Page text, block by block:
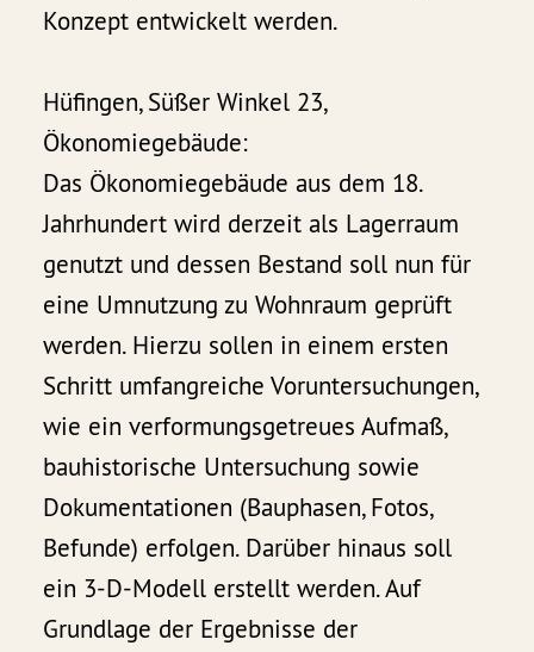
Konzept entwickelt werden.
Hüfingen, Süßer Winkel 23,
Ökonomiegebäude:
Das Ökonomiegebäude aus dem 18.
Jahrhundert wird derzeit als Lagerraum
genutzt und dessen Bestand soll nun für
eine Umnutzung zu Wohnraum geprüft
werden. Hierzu sollen in einem ersten
Schritt umfangreiche Voruntersuchungen,
wie ein verformungsgetreues Aufmaß,
bauhistorische Untersuchung sowie
Dokumentationen (Bauphasen, Fotos,
Befunde) erfolgen. Darüber hinaus soll
ein 3-D-Modell erstellt werden. Auf
Grundlage der Ergebnisse der